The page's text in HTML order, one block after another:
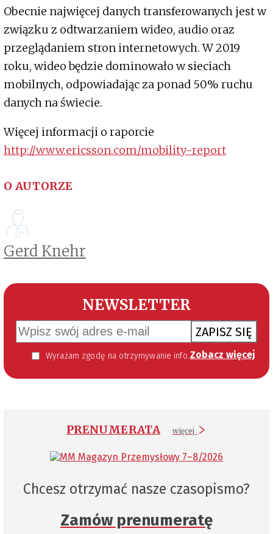
Obecnie najwięcej danych transferowanych jest w
związku z odtwarzaniem wideo, audio oraz
przeglądaniem stron internetowych. W 2019
roku, wideo będzie dominowało w sieciach
mobilnych, odpowiadając za ponad 50% ruchu
danych na świecie.
Więcej informacji o raporcie
http://www.ericsson.com/mobility-report
O AUTORZE
Gerd Knehr
NEWSLETTER
ZAPISZ SIĘ
Wyrażam zgodę na otrzymywanie informacji handlowej kierowanej do mnie za pomocą środków komunikacji elektronicznej w szczególności poczty elektronicznej zgodnie z przepisem art. 10 ust 2 ustawy z dnia 18 lipca 2002 roku o świadczeniu usług drogą elektroniczną (Dz. U. 144 z 2002 r. poz. 1204). Zgoda jest dobrowolna, jednak jej wyrażenie jest konieczne, aby otrzymywać newsletter. Zobacz więcej
PRENUMERATA więcej
Chcesz otrzymać nasze czasopismo?
Zamów prenumeratę